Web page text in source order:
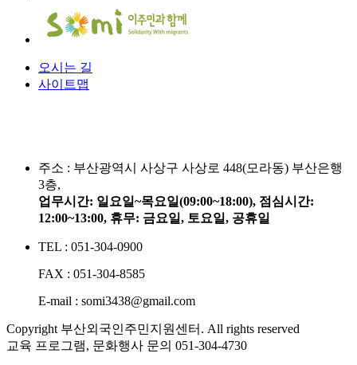
오시는 길
사이트맵
주소 : 부산광역시 사상구 사상로 448(모라동) 부산은행
3층,
업무시간: 일요일~목요일(09:00~18:00), 점심시간:
12:00~13:00, 휴무: 금요일, 토요일, 공휴일
TEL : 051-304-0900
FAX : 051-304-8585
E-mail : somi3438@gmail.com
Copyright 부산외국인주민지원센터. All rights reserved
교육 프로그램, 문화행사 문의 051-304-4730